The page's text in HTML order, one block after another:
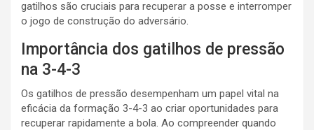
gatilhos são cruciais para recuperar a posse e interromper
o jogo de construção do adversário.
Importância dos gatilhos de pressão
na 3-4-3
Os gatilhos de pressão desempenham um papel vital na
eficácia da formação 3-4-3 ao criar oportunidades para
recuperar rapidamente a bola. Ao compreender quando